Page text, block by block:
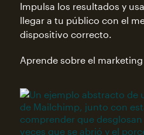
Impulsa los resultados y
llegar a tu público con el
dispositivo correcto.
Aprende sobre el marketing